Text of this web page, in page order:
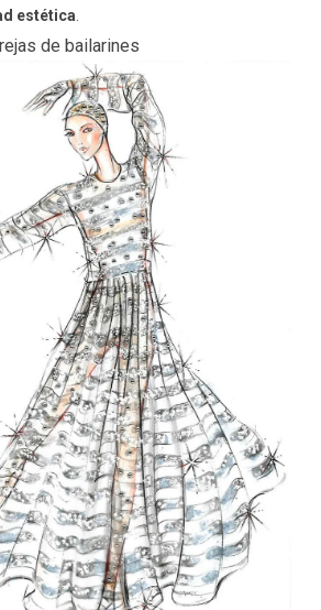
estética.
de bailarines